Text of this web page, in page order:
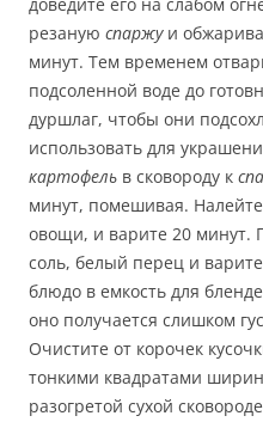
резаную спаржуи
минут. Тем временем
подсоленной воде до
дуршлаг, чтобы они
использовать для
картофель в сковороду к
минут, помешивая.
овощи, и варите 20 минут.
соль, белый перец и
блюдо в емкость для
оно получается слишком
Очистите от корочек
тонкими квадратами
разогретой сухой